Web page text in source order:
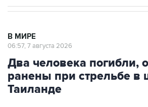
Два человека погибли,
ранены при стрельбе в
Таиланде
Москва. 7 августа.